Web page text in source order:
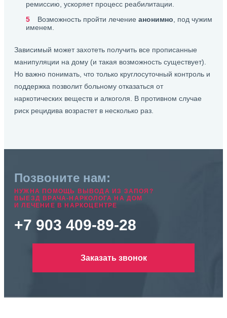
ремиссию, ускоряет процесс реабилитации.
Возможность пройти лечение анонимно , под чужим
именем.
Зависимый может захотеть получить все прописанные
манипуляции на дому (и такая возможность существует).
Но важно понимать, что только круглосуточный контроль и
поддержка позволит больному отказаться от
наркотических веществ и алкоголя. В противном случае
риск рецидива возрастет в несколько раз.
Позвоните нам:
НУЖНА ПОМОЩЬ ВЫВОДА ИЗ ЗАПОЯ?
ВЫЕЗД ВРАЧА-НАРКОЛОГА НА ДОМ
И ЛЕЧЕНИЕ В НАРКОЦЕНТРЕ
+7 903 409-89-28
Заказать звонок